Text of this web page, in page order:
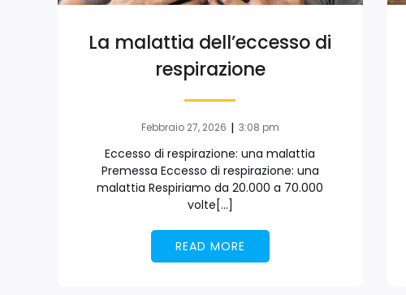
La malattia dell’eccesso di
respirazione
Febbraio 27, 2026 | 3:08 pm
Eccesso di respirazione: una malattia
Premessa Eccesso di respirazione: una
malattia Respiriamo da 20.000 a 70.000
volte[…]
READ MORE